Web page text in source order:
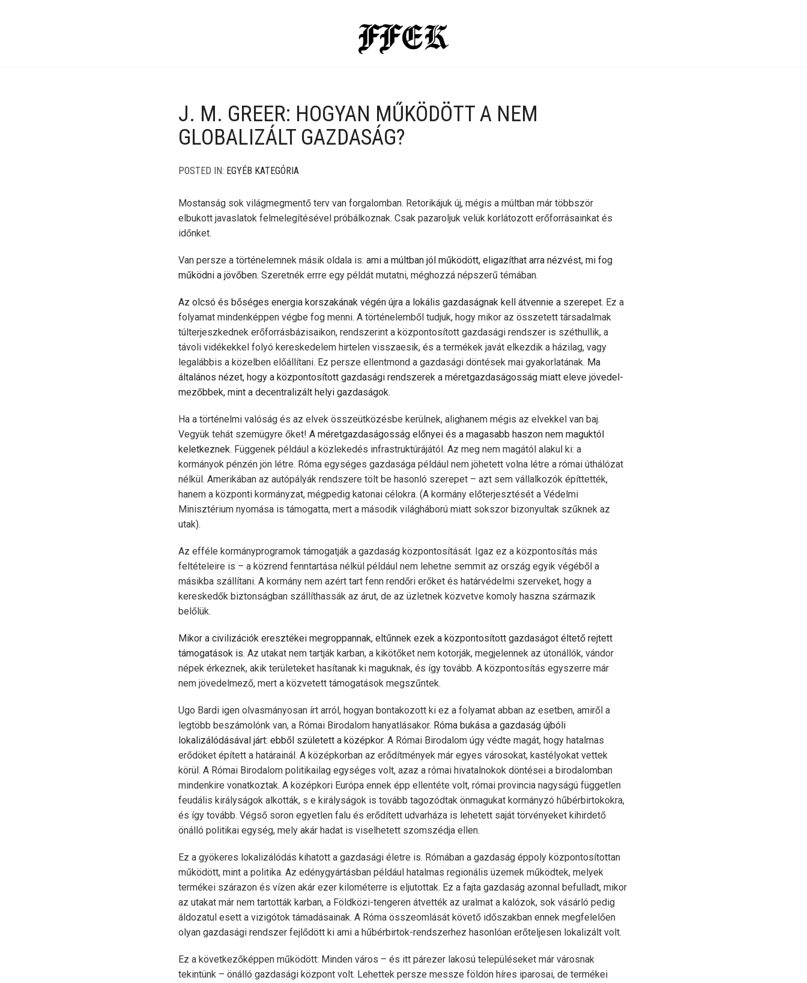
J. M. GREER: HOGYAN MŰKÖDÖTT A NEM
GLOBALIZÁLT GAZDASÁG?
POSTED IN: EGYÉB KATEGÓRIA
Mostanság sok világmegmentő terv van forgalomban. Retorikájuk új, mégis a múltban már többször
elbukott javaslatok felmelegítésével próbálkoznak. Csak pazaroljuk velük korlátozott erőforrásainkat és
időnket.
Van persze a történelemnek másik oldala is: ami a múltban jól működött, eligazíthat arra nézvést, mi fog
működni a jövőben. Szeretnék errre egy példát mutatni, méghozzá népszerű témában.
Az olcsó és bőséges energia korszakának végén újra a lokális gaz­da­ságnak kell átvennie a szerepet. Ez a
folyamat mindenképpen végbe fog menni. A történelemből tudjuk, hogy mikor az összetett társa­dal­mak
túlterjeszkednek erőforrásbázisaikon, rendszerint a központosított gazdasági rendszer is széthullik, a
távoli vidékekkel folyó kereske­de­lem hirtelen visszaesik, és a termékek javát elkezdik a házilag, vagy
legalábbis a közelben előállítani. Ez persze ellentmond a gazdasági döntések mai gyakorlatának. Ma
általános nézet, hogy a köz­pontosított gazdasági rendszerek a méretgazdaságosság miatt eleve jövedel­
me­zőbbek, mint a decentralizált helyi gazdaságok.
Ha a történelmi valóság és az elvek összeütközésbe kerülnek, alighanem mégis az elvekkel van baj.
Vegyük tehát szemügyre őket! A méretgazdaságosság előnyei és a magasabb haszon nem maguktól
keletkeznek. Függenek például a közlekedés infrastruktúrájától. Az meg nem magától alakul ki: a
kormányok pénzén jön létre. Róma egységes gazdasága például nem jöhetett volna létre a római úthálózat
nélkül. Amerikában az autópályák rendszere tölt be hasonló szerepet – azt sem vállalkozók építtették,
hanem a központi kormányzat, mégpedig katonai célokra. (A kormány előterjesztését a Védelmi
Minisztérium nyomása is támogatta, mert a második világháború miatt sokszor bizonyultak szűknek az
utak).
Az efféle kormányprogramok támogatják a gazdaság központosítását. Igaz ez a központosítás más
feltételeire is – a közrend fenntartása nélkül például nem lehetne semmit az ország egyik végéből a
másikba szállítani. A kormány nem azért tart fenn rendőri erőket és határvédelmi szerveket, hogy a
kereskedők biztonságban szállíthassák az árut, de az üzletnek közvetve komoly haszna származik
belőlük.
Mikor a civilizációk eresztékei megroppannak, eltűnnek ezek a központosított gazdaságot éltető rejtett
támogatások is. Az utakat nem tartják karban, a kikötőket nem kotorják, megjelennek az útonállók, vándor
népek érkeznek, akik területeket hasítanak ki maguknak, és így tovább. A központosítás egyszerre már
nem jövedelmező, mert a közvetett támogatások megszűntek.
Ugo Bardi igen olvasmányosan írt arról, hogyan bontakozott ki ez a folyamat abban az esetben, amiről a
legtöbb beszámolónk van, a Római Birodalom hanyatlásakor. Róma bukása a gazdaság újbóli
lokalizálódásával járt: ebből született a középkor. A Római Birodalom úgy védte magát, hogy hatalmas
erődöket épített a határainál. A közép­­­korban az erődítmények már egyes városokat, kastélyokat vettek
körül. A Római Birodalom politikailag egységes volt, azaz a római hivatalnokok döntései a birodalomban
mindenkire vonatkoztak. A középkori Európa ennek épp ellentéte volt, római provincia nagyságú független
feudális királyságok alkották, s e királyságok is tovább tagozódtak önmagukat kormányzó hűbérbirtokokra,
és így tovább. Végső soron egyetlen falu és erődített udvarháza is lehetett saját törvényeket kihirdető
önálló politikai egység, mely akár hadat is viselhetett szomszédja ellen.
Ez a gyökeres lokalizálódás kihatott a gazdasági életre is. Rómában a gazdaság éppoly központosítottan
működött, mint a politika. Az edény­gyártásban például hatalmas regionális üzemek működtek, melyek
termékei szárazon és vízen akár ezer kilométerre is eljutottak. Ez a fajta gazdaság azonnal befulladt, mikor
az utakat már nem tar­tották karban, a Földközi-tengeren átvették az uralmat a kalózok, sok vásárló pedig
áldozatul esett a vizigótok támadásainak. A Róma össze­omlását követő időszakban ennek megfelelően
olyan gazdasági rendszer fejlődött ki ami a hűbérbirtok-rendszerhez hasonlóan erő­teljesen lokalizált volt.
Ez a következőképpen működött: Minden város – és itt párezer lakosú településeket már városnak
tekintünk – önálló gazdasági központ volt. Lehettek persze messze földön híres iparosai, de termékei